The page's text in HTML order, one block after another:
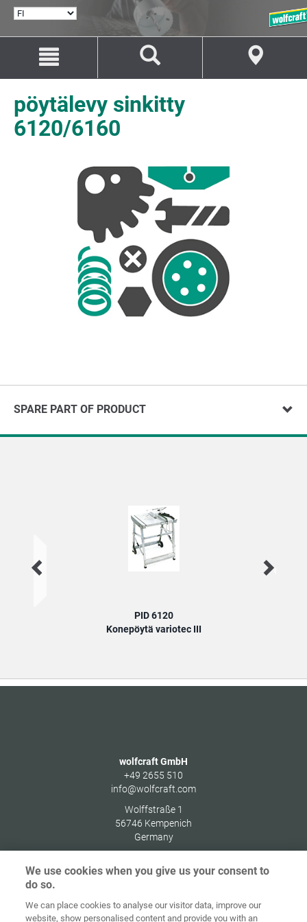
sisältöön
navigaatioon
pöytälevy sinkitty
6120/6160
SPARE PART OF PRODUCT
PID 6120
Konepöytä variotec III
wolfcraft GmbH
+49 2655 510
info@wolfcraft.com
Wolffstraße 1
56746 Kempenich
Germany
Alkusivu Yhteystiedot Julkaisutiedot Tietosuoja
We use cookies when you give us your consent to
do so.
We can place cookies to analyse our visitor data, improve our
website, show personalised content and provide you with an